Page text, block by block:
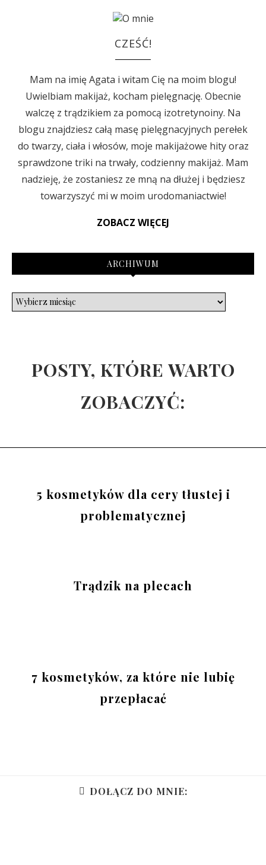
CZEŚĆ!
Mam na imię Agata i witam Cię na moim blogu!
Uwielbiam makijaż, kocham pielęgnację. Obecnie
walczę z trądzikiem za pomocą izotretynoiny. Na
blogu znajdziesz całą masę pielęgnacyjnych perełek
do twarzy, ciała i włosów, moje makijażowe hity oraz
sprawdzone triki na trwały, codzienny makijaż. Mam
nadzieję, że zostaniesz ze mną na dłużej i będziesz
towarzyszyć mi w moim urodomaniactwie!
ZOBACZ WIĘCEJ
ARCHIWUM
POSTY, KTÓRE WARTO
ZOBACZYĆ:
5 kosmetyków dla cery tłustej i
problematycznej
Trądzik na plecach
7 kosmetyków, za które nie lubię
przepłacać
DOŁĄCZ DO MNIE: